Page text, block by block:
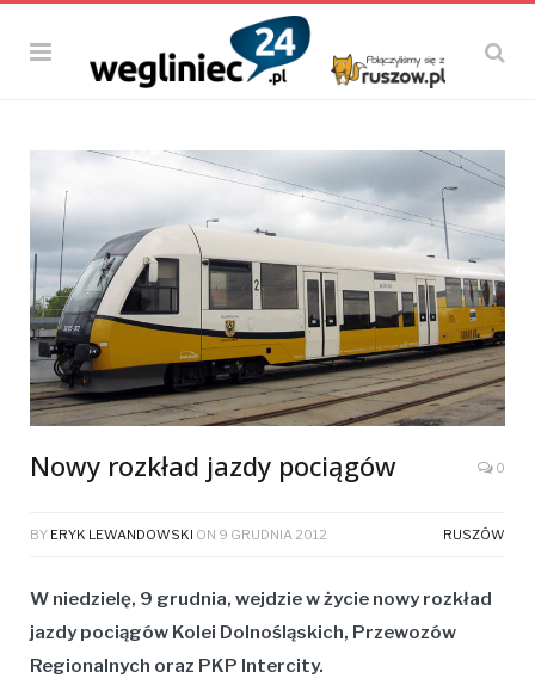
Nowy rozkład jazdy pociągów 0
BY ERYK LEWANDOWSKI ON 9 GRUDNIA 2012 RUSZÓW
W niedzielę, 9 grudnia, wejdzie w życie nowy rozkład
jazdy pociągów Kolei Dolnośląskich, Przewozów
Regionalnych oraz PKP Intercity.